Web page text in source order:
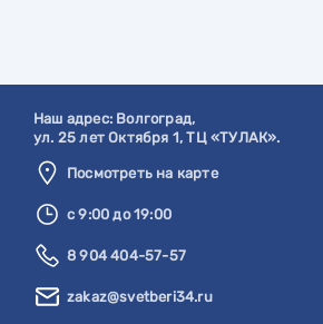
Наш адрес: Волгоград,
ул. 25 лет Октября 1, ТЦ «ТУЛАК».
Посмотреть на карте
с 9:00 до 19:00
8 904 404-57-57
zakaz@svetberi34.ru